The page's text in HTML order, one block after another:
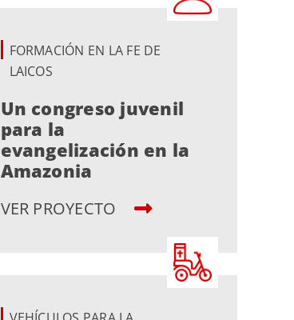
FORMACIÓN EN LA FE DE
LAICOS
Un congreso juvenil
para la
evangelización en la
Amazonia
VER PROYECTO